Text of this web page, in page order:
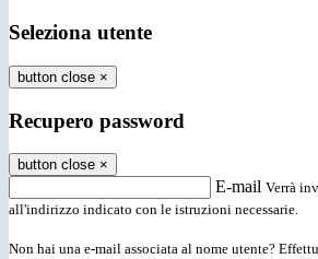
Seleziona utente
button close ×
Recupero password
button close ×
E-mail Verrà
all'indirizzo indicato con le istruzioni necessarie.
Non hai una e-mail associata al nome utente?